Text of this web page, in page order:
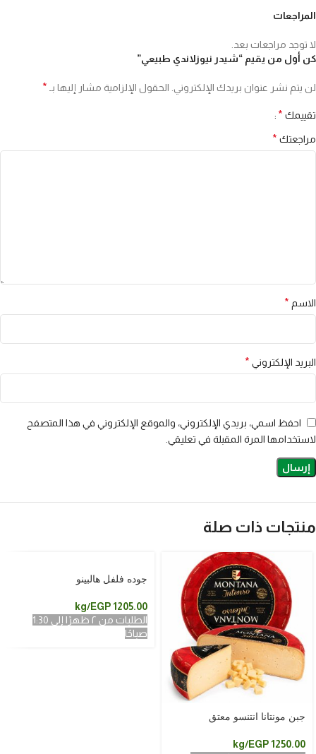
المراجعات
لا توجد مراجعات بعد.
كن أول من يقيم “شيدر نيوزلاندي طبيعي”
لن يتم نشر عنوان بريدك الإلكتروني. الحقول الإلزامية مشار إليها بـ *
تقييمك *
مراجعتك *
الاسم *
البريد الإلكتروني *
احفظ اسمي، بريدي الإلكتروني، والموقع الإلكتروني في هذا المتصفح
لاستخدامها المرة المقبلة في تعليقي.
منتجات ذات صلة
الطلبات من ٢ ظهرًا إلى 1:30 صباحًا
جبن مونتانا انتنسو معتق
EGP1250.00
/kg
الطلبات من ٢ ظهرًا إلى 1:30 صباحًا
جوده فلفل هالبينو
EGP1205.00
/kg
الطلبات من ٢ ظهرًا إلى 1:30
صباحًا